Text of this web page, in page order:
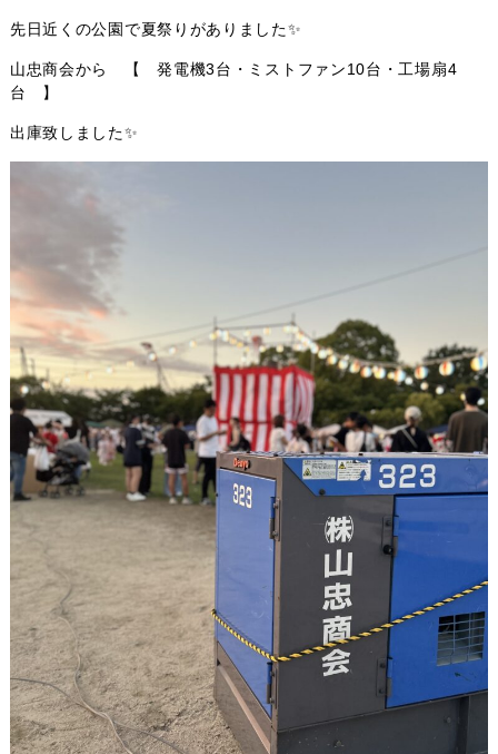
先日近くの公園で夏祭りがありました✨
山忠商会から 【 発電機3台・ミストファン10台・工場扇4
台 】
出庫致しました✨